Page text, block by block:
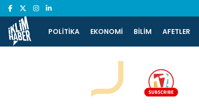
POLITIKA EKONOMI BILIM AFETLER